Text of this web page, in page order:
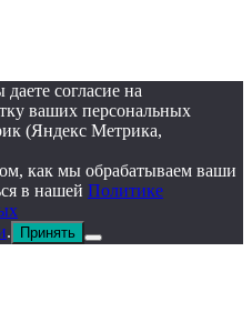
согласие на
ваших персональных
(Яндекс Метрика,
как мы обрабатываем ваши
в нашей Политике
. Принять